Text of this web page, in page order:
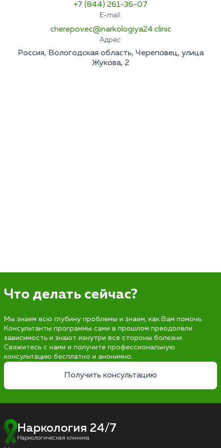
+7 (844) 261-36-07
E-mail:
cherepovec@narkologiya24.clinic
Адрес:
Россия, Вологодская область, Череповец, улица
Жукова, 2
Что делать сейчас?
Мы знаем всю глубину проблемы и знаем, как Вам помочь.
Консультанты программы сами в прошлом преодолели
зависимость и знают изнутри все стороны болезни.
Свяжитесь с нами и получите профессиональную
консультацию бесплатно и анонимно.
Получить консультацию
Наркология 24/7
Наркологическая клиника